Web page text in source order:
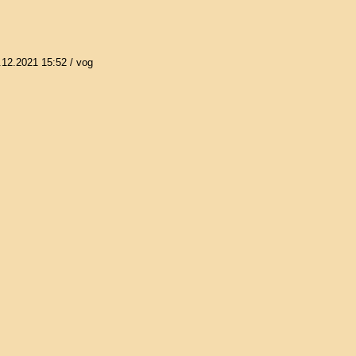
15:52/ vog